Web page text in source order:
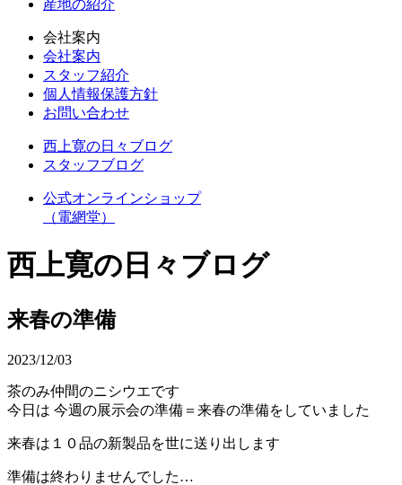
産地の紹介
会社案内
会社案内
スタッフ紹介
個人情報保護方針
お問い合わせ
西上寛の日々ブログ
スタッフブログ
公式オンラインショップ
（電網堂）
西上寛の日々ブログ
来春の準備
2023/12/03
茶のみ仲間のニシウエです
今日は 今週の展示会の準備＝来春の準備をしていました
来春は１０品の新製品を世に送り出します
準備は終わりませんでした…